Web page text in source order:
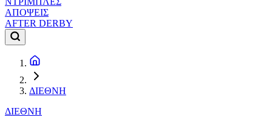
ΑΠΟΨΕΙΣ
AFTER DERBY
ΔΙΕΘΝΗ
ΔΙΕΘΝΗ